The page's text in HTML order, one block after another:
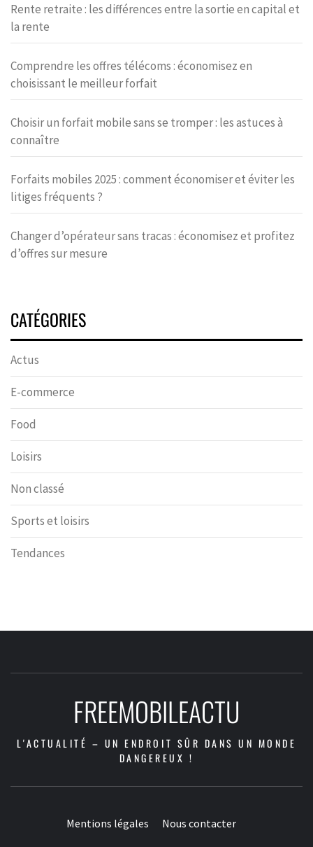
Rente retraite : les différences entre la sortie en capital et
la rente
Comprendre les offres télécoms : économisez en
choisissant le meilleur forfait
Choisir un forfait mobile sans se tromper : les astuces à
connaître
Forfaits mobiles 2025 : comment économiser et éviter les
litiges fréquents ?
Changer d’opérateur sans tracas : économisez et profitez
d’offres sur mesure
CATÉGORIES
Actus
E-commerce
Food
Loisirs
Non classé
Sports et loisirs
Tendances
FREEMOBILEACTU
L'ACTUALITÉ – UN ENDROIT SÛR DANS UN MONDE
DANGEREUX !
Mentions légales Nous contacter